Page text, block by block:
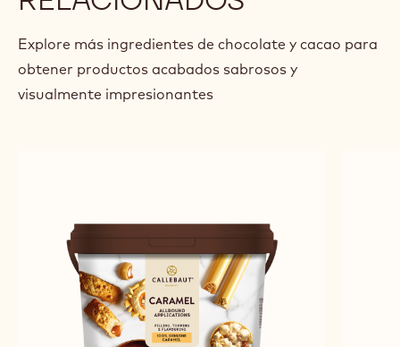
Explore más ingredientes de chocolate y cacao para
obtener productos acabados sabrosos y
visualmente impresionantes